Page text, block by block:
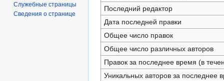
Последний редактор
Дата последней правки
Общее число правок
Общее число различных авторов
Правок за последнее время (в
Уникальных авторов за последнее
Служебные страницы
Сведения о странице